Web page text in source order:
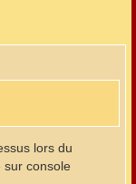
lors du
sur console